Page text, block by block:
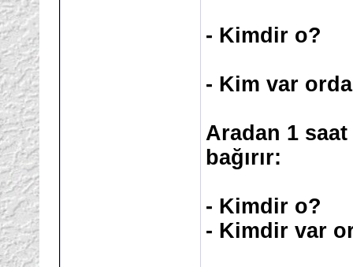
- Kimdir o?
- Kim var
Aradan 1
bağırır:
- Kimdir o?
- Kimdir var